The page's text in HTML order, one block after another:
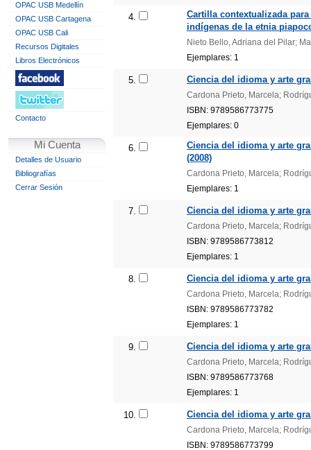
OPAC USB Medellín
OPAC USB Cartagena
OPAC USB Cali
Recursos Digitales
Libros Electrónicos
Contacto
Mi Cuenta
Detalles de Usuario
Bibliografías
Cerrar Sesión
4.
Cartilla contextualizada
indígenas de la etnia
Nieto Bello, Adriana del Pilar;
Ejemplares: 1
5. Ciencia del idioma y arte
Cardona Prieto, Marcela;
ISBN: 9789586773775
Ejemplares: 0
6.
Ciencia del idioma y arte
(2008)
Cardona Prieto, Marcela;
Ejemplares: 1
7. Ciencia del idioma y arte
Cardona Prieto, Marcela;
ISBN: 9789586773812
Ejemplares: 1
8. Ciencia del idioma y arte
Cardona Prieto, Marcela;
ISBN: 9789586773782
Ejemplares: 1
9. Ciencia del idioma y arte
Cardona Prieto, Marcela;
ISBN: 9789586773768
Ejemplares: 1
10. Ciencia del idioma y arte
Cardona Prieto, Marcela;
ISBN: 9789586773799